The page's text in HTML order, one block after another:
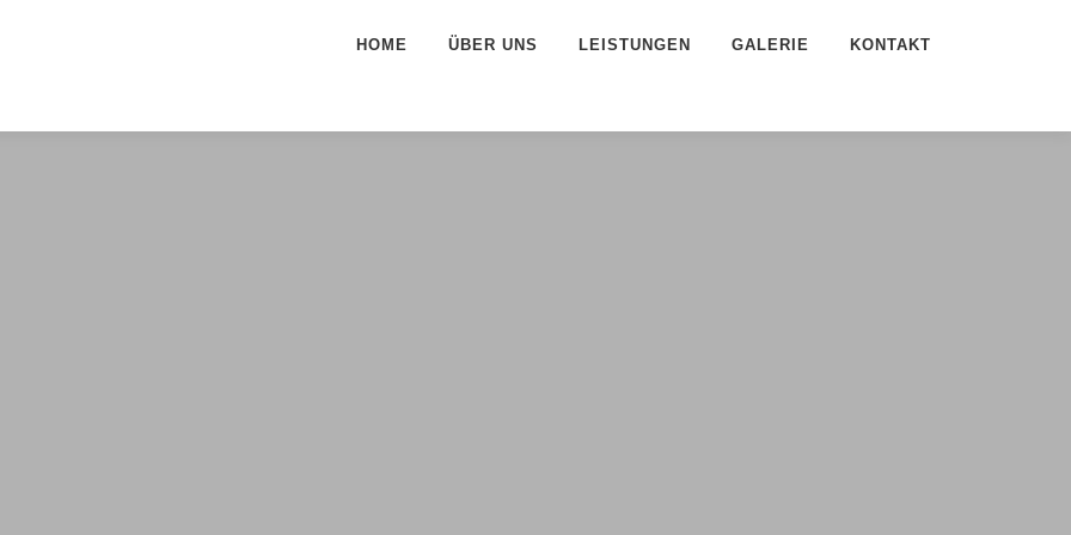
HOME ÜBER UNS LEISTUNGEN GALERIE KONTAKT